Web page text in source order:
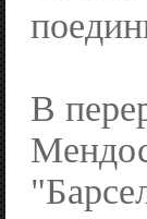
В